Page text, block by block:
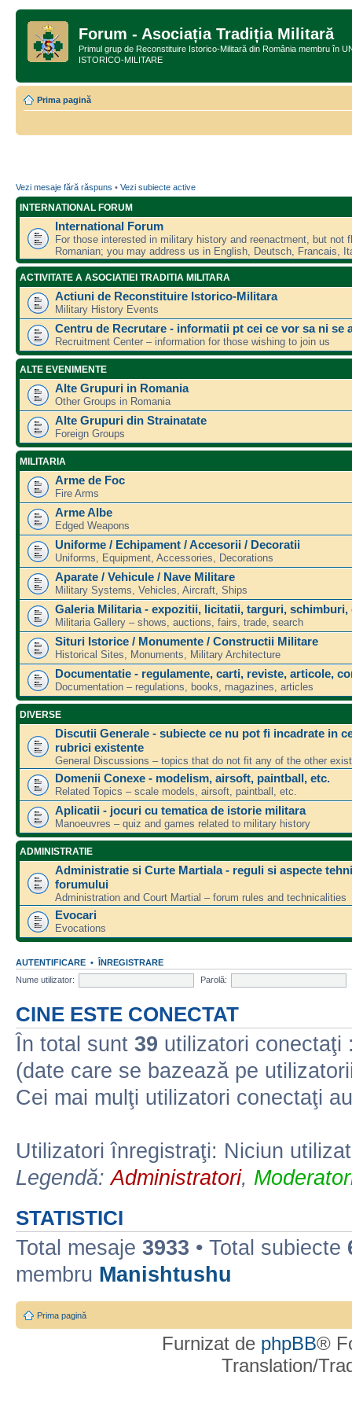
Forum - Asociația Tradiția Militară
Primul grup de Reconstituire Istorico-Militară din România membru în
ISTORICO-MILITARE
Prima pagină
Vezi mesaje fără răspuns • Vezi subiecte active
INTERNATIONAL FORUM
International Forum
For those interested in military history and reenactment, but not
Romanian; you may address us in English, Deutsch, Francais,
ACTIVITATE A ASOCIATIEI TRADITIA MILITARA
Actiuni de Reconstituire Istorico-Militara
Military History Events
Centru de Recrutare - informatii pt cei ce vor sa ni se
Recruitment Center – information for those wishing to join us
ALTE EVENIMENTE
Alte Grupuri in Romania
Other Groups in Romania
Alte Grupuri din Strainatate
Foreign Groups
MILITARIA
Arme de Foc
Fire Arms
Arme Albe
Edged Weapons
Uniforme / Echipament / Accesorii / Decoratii
Uniforms, Equipment, Accessories, Decorations
Aparate / Vehicule / Nave Militare
Military Systems, Vehicles, Aircraft, Ships
Galeria Militaria - expozitii, licitatii, targuri, schimburi,
Militaria Gallery – shows, auctions, fairs, trade, search
Situri Istorice / Monumente / Constructii Militare
Historical Sites, Monuments, Military Architecture
Documentatie - regulamente, carti, reviste, articole,
Documentation – regulations, books, magazines, articles
DIVERSE
Discutii Generale - subiecte ce nu pot fi incadrate in
rubrici existente
General Discussions – topics that do not fit any of the other
Domenii Conexe - modelism, airsoft, paintball, etc.
Related Topics – scale models, airsoft, paintball, etc.
Aplicatii - jocuri cu tematica de istorie militara
Manoeuvres – quiz and games related to military history
ADMINISTRATIE
Administratie si Curte Martiala - reguli si aspecte
forumului
Administration and Court Martial – forum rules and technicalities
Evocari
Evocations
AUTENTIFICARE • ÎNREGISTRARE
Nume utilizator:
Parolă:
CINE ESTE CONECTAT
În total sunt 39 utilizatori conectaţi
(date care se bazează pe
Cei mai mulţi utilizatori conectaţi
Utilizatori înregistraţi: Niciun
Legendă:Administratori,
STATISTICI
Total mesaje 3933 • Total subiecte
membru Manishtushu
Prima pagină
Furnizat de phpBB®
Translation/